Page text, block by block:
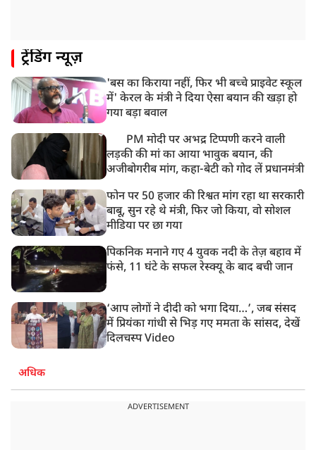
ट्रेंडिंग न्यूज़
'बस का किराया नहीं, फिर भी बच्चे प्राइवेट स्कूल
में' केरल के मंत्री ने दिया ऐसा बयान की खड़ा हो
गया बड़ा बवाल
PM मोदी पर अभद्र टिप्पणी करने वाली
लड़की की मां का आया भावुक बयान, की
अजीबोगरीब मांग, कहा-बेटी को गोद लें प्रधानमंत्री
फोन पर 50 हजार की रिश्वत मांग रहा था सरकारी
बाबू, सुन रहे थे मंत्री, फिर जो किया, वो सोशल
मीडिया पर छा गया
पिकनिक मनाने गए 4 युवक नदी के तेज़ बहाव में
फंसे, 11 घंटे के सफल रेस्क्यू के बाद बची जान
‘आप लोगों ने दीदी को भगा दिया…’, जब संसद
में प्रियंका गांधी से भिड़ गए ममता के सांसद, देखें
दिलचस्प Video
अधिक
ADVERTISEMENT